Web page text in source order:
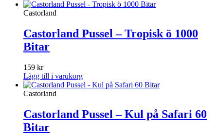
Castorland
Castorland Pussel – Tropisk ö 1000
Bitar
159 kr
Lägg till i varukorg
Castorland
Castorland Pussel – Kul på Safari 60
Bitar